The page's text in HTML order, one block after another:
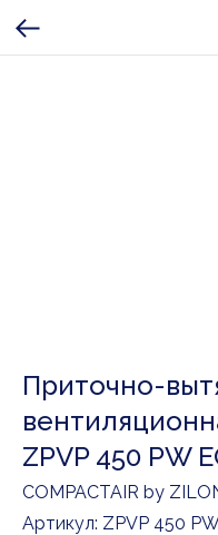
Приточно-
ZPVP 450 PW
COMPACTAIR by
Артикул: ZPVP 450